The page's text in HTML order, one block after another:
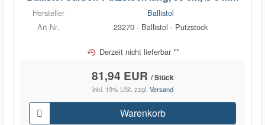
Hersteller
Ballistol
Art-Nr.
23270 - Ballistol - Putzstock
Derzeit nicht lieferbar **
81,94 EUR / Stück
inkl. 19% USt. zzgl. Versand
Warenkorb